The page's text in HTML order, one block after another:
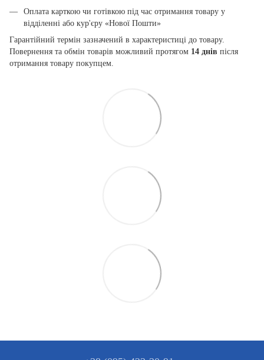
Оплата карткою чи готівкою під час отримання товару у
відділенні або кур'єру «Нової Пошти»
Гарантійний термін зазначений в характеристиці до товару.
Повернення та обмін товарів можливий протягом 14 днів після
отримання товару покупцем.